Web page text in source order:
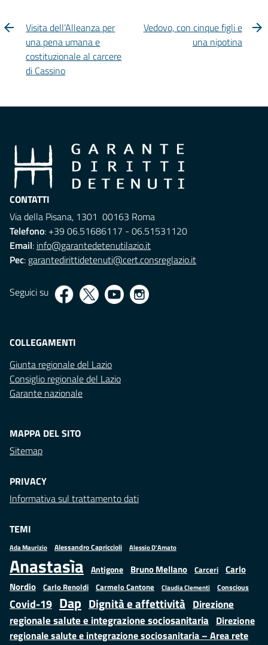
Visita dell’Alleanza per
una pena umana e
costituzionale al carcere
di Cassino
Vedovo, con cinque figli e
una nipotina
CONTATTI
Via della Pisana, 1301 00163 Roma
Telefono: +39 06.51686117 - 06.51531120
Email: info@garantedetenutilazio.it
Pec: garantedirittidetenuti@cert.consreglazio.it
Seguici su
COLLEGAMENTI
Giunta regionale del Lazio
Consiglio regionale del Lazio
Garante nazionale
MAPPA DEL SITO
Sitemap
PRIVACY
Informativa sul trattamento dati
TEMI
Ada Maurizio Alessandro Capriccioli Alessio D'Amato
Anastasìa Antigone Bruno Mellano Carceri
Carlo
Nordio Carlo Renoldi Carmelo Cantone Claudia Clementi Conscious
Covid-19 Dap Dignità e affettività Direzione
regionale salute e integrazione sociosanitaria Direzione
regionale salute e integrazione sociosanitaria – Area rete